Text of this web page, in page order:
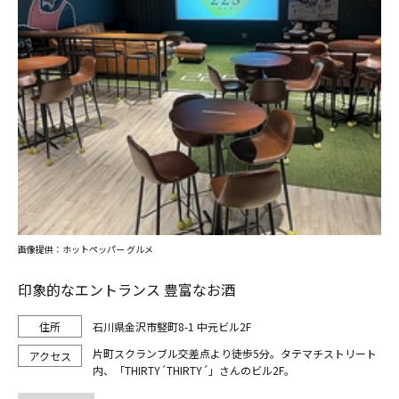
印象的なエントランス 豊富なお酒
石川県金沢市竪町8-1 中元ビル2F
片町スクランブル交差点より徒歩5分。タテマチストリート
内、「THIRTY´THIRTY´」さんのビル2F。
画像提供：ホットペッパー グルメ